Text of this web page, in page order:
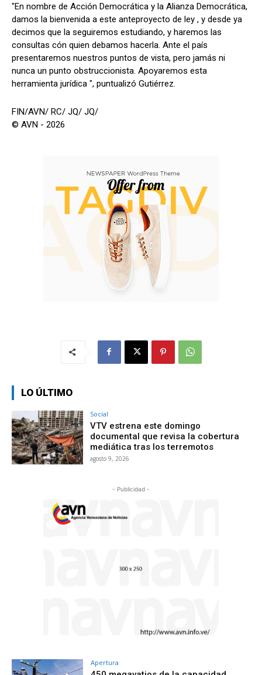
"En nombre de Acción Democrática y la Alianza Democrática,
damos la bienvenida a este anteproyecto de ley , y desde ya
decimos que la seguiremos estudiando, y haremos las
consultas cón quien debamos hacerla. Ante el país
presentaremos nuestros puntos de vista, pero jamás ni
nunca un punto obstruccionista. Apoyaremos esta
herramienta jurídica ", puntualizó Gutiérrez.
FIN/AVN/ RC/ JQ/ JQ/
© AVN - 2026
LO ÚLTIMO
Social
VTV estrena este domingo
documental que revisa la cobertura
mediática tras los terremotos
agosto 9, 2026
- Publicidad -
Apertura